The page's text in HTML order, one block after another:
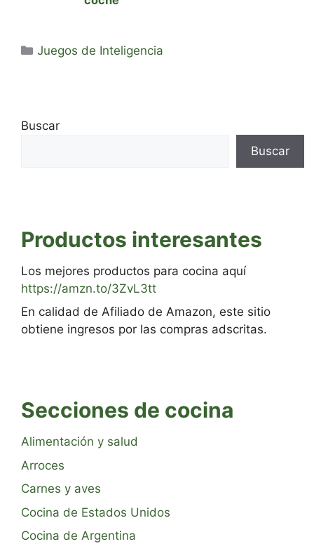
Categorías
Juegos de Inteligencia
Buscar
Buscar
Productos interesantes
Los mejores productos para cocina aquí
https://amzn.to/3ZvL3tt
En calidad de Afiliado de Amazon, este sitio
obtiene ingresos por las compras adscritas.
Secciones de cocina
Alimentación y salud
Arroces
Carnes y aves
Cocina de Estados Unidos
Cocina de Argentina